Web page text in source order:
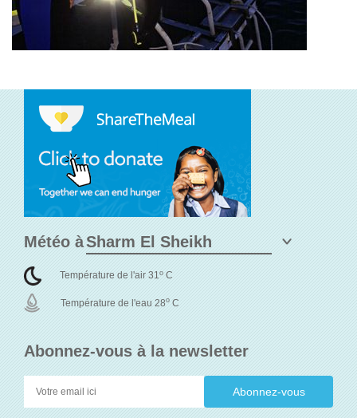
Abonnez-vous à la newsletter
Météo à
Température de l'air 31o C
Température de l'eau 28o C